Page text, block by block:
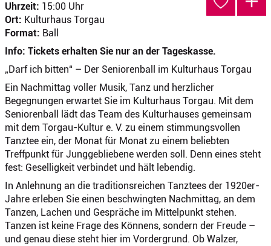
Uhrzeit: 15:00 Uhr
Ort: Kulturhaus Torgau
Format: Ball
Info: Tickets erhalten Sie nur an der Tageskasse.
„Darf ich bitten“ – Der Seniorenball im Kulturhaus Torgau
Ein Nachmittag voller Musik, Tanz und herzlicher
Begegnungen erwartet Sie im Kulturhaus Torgau. Mit dem
Seniorenball lädt das Team des Kulturhauses gemeinsam
mit dem Torgau-Kultur e. V. zu einem stimmungsvollen
Tanztee ein, der Monat für Monat zu einem beliebten
Treffpunkt für Junggebliebene werden soll. Denn eines steht
fest: Geselligkeit verbindet und hält lebendig.
In Anlehnung an die traditionsreichen Tanztees der 1920er-
Jahre erleben Sie einen beschwingten Nachmittag, an dem
Tanzen, Lachen und Gespräche im Mittelpunkt stehen.
Tanzen ist keine Frage des Könnens, sondern der Freude –
und genau diese steht hier im Vordergrund. Ob Walzer,